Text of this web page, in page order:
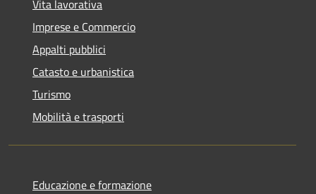
Vita lavorativa
Imprese e Commercio
Appalti pubblici
Catasto e urbanistica
Turismo
Mobilità e trasporti
Educazione e formazione